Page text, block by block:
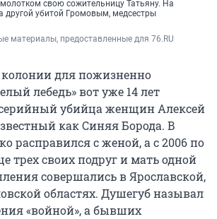
свою сожительницу Татьяну. На
другой убитой Громовым, медсестры
материалы, предоставленные для 76.RU
для пожизненно
лебедь» вот уже 14 лет
убийца женщин Алексей
как Синяя Борода. В
расправился с женой, а с 2006 по
трех своих подруг и мать одной
совершались в Ярославской,
областях. Душегуб называл
«войной», а бывших